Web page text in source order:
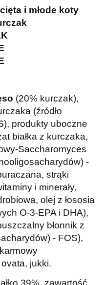
i młode koty
(20% kurczak),
(źródło
produkty uboczne
białka z kurczaka,
Saccharomyces
-
strąki
i minerały,
olej z łososia
O-3-EPA i DHA),
błonnik z
- FOS),
jukki.
39%, zawartość